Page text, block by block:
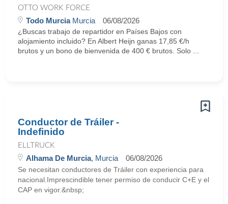
OTTO WORK FORCE
Todo MurciaMurcia 06/08/2026
¿Buscas trabajo de repartidor en Países Bajos con
alojamiento incluido? En Albert Heijn ganas 17,85 €/h
brutos y un bono de bienvenida de 400 € brutos. Solo ...
Conductor de Tráiler -
Indefinido
ELLTRUCK
Alhama De Murcia, Murcia 06/08/2026
Se necesitan conductores de Tráiler con experiencia para
nacional.Imprescindible tener permiso de conducir C+E y el
CAP en vigor.&nbsp;